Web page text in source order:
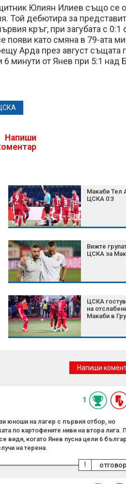
Юлиян Илиев също се
Той дебютира за
кръг, при загубата с 0:1
появи като смяна в 79-ата
Арда през август същата
минути от Янев при 5:1 над
Напиши
Макаби Тел
ЦСКА 0:3
Вижте
ЦСКА за
ЦСКА
на
Макаби в
Проф.
окажат
Тръмп,
Шишков: 50
са платени
джоб за
фирми, това е схема
блокираха
Напиши
1
юноши на лагер с първия отбор, но
по картофените ниви на втора лига.
видя, когато Янев пусна цели 6
на терена.
отговор
!